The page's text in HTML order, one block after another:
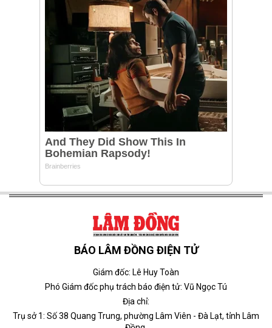
BÁO LÂM ĐỒNG ĐIỆN TỬ
Giám đốc: Lê Huy Toàn
Phó Giám đốc phụ trách báo điện tử: Vũ Ngọc Tú
Địa chỉ:
Trụ sở 1: Số 38 Quang Trung, phường Lâm Viên - Đà Lạt, tỉnh Lâm